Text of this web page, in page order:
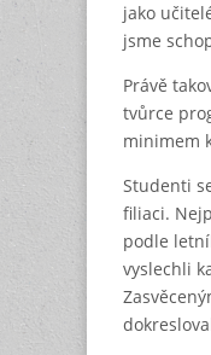
jako
jsme
Právě
tvůrce
minimem
Studenti
filiaci.
podle
vyslechli